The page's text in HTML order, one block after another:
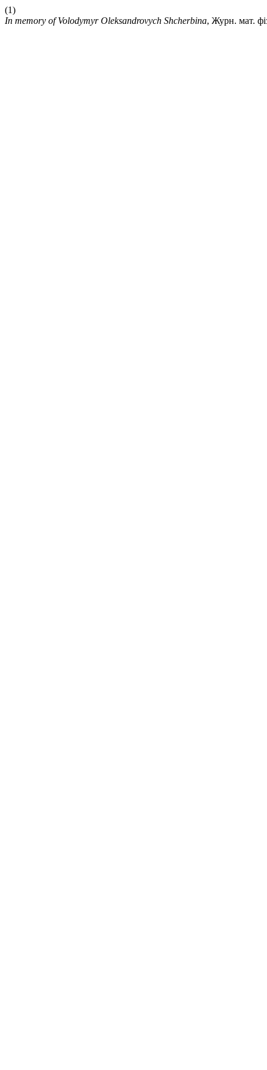
(1)
In memory of Volodymyr Oleksandrovych Shcherbina, Журн. мат.